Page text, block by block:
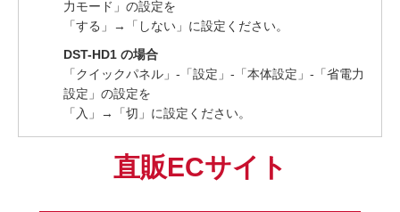
力モード」の設定を
「する」→「しない」に設定ください。
DST-HD1 の場合
「クイックパネル」-「設定」-「本体設定」-「省電力
設定」の設定を
「入」→「切」に設定ください。
直販ECサイト